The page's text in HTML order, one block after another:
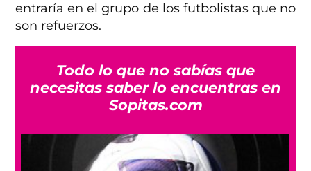
entraría en el grupo de los futbolistas que no
son refuerzos.
Todo lo que no sabías que
necesitas saber lo encuentras en
Sopitas.com